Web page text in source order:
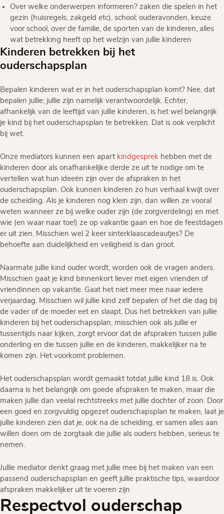
Over welke onderwerpen informeren? zaken die spelen in het
gezin (huisregels, zakgeld etc), school; ouderavonden, keuze
voor school, over de familie, de sporten van de kinderen, alles
wat betrekking heeft op het welzijn van jullie kinderen
Kinderen betrekken bij het
ouderschapsplan
Bepalen kinderen wat er in het ouderschapsplan komt? Nee, dat
bepalen jullie; jullie zijn namelijk verantwoordelijk. Echter,
afhankelijk van de leeftijd van jullie kinderen, is het wel belangrijk
je kind bij het ouderschapsplan te betrekken. Dat is ook verplicht
bij wet.
Onze mediators kunnen een apart kindgesprek hebben met de
kinderen door als onafhankelijke derde ze uit te nodige om te
vertellen wat hun ideeën zijn over de afspraken in het
ouderschapsplan. Ook kunnen kinderen zo hun verhaal kwijt over
de scheiding. Als je kinderen nog klein zijn, dan willen ze vooral
weten wanneer ze bij welke ouder zijn (de zorgverdeling) en met
wie (en waar naar toe!) ze op vakantie gaan en hoe de feestdagen
er uit zien. Misschien wel 2 keer sinterklaascadeautjes? De
behoefte aan duidelijkheid en veiligheid is dan groot.
Naarmate jullie kind ouder wordt, worden ook de vragen anders.
Misschien gaat je kind binnenkort liever met eigen vrienden of
vriendinnen op vakantie. Gaat het niet meer mee naar iedere
verjaardag. Misschien wil jullie kind zelf bepalen of het die dag bij
de vader of de moeder eet en slaapt. Dus het betrekken van jullie
kinderen bij het ouderschapsplan, misschien ook als jullie er
tussentijds naar kijken, zorgt ervoor dat de afspraken tussen jullie
onderling en die tussen jullie en de kinderen, makkelijker na te
komen zijn. Het voorkomt problemen.
Het ouderschapsplan wordt gemaakt totdat jullie kind 18 is. Ook
daarna is het belangrijk om goede afspraken te maken, maar die
maken jullie dan veelal rechtstreeks met jullie dochter of zoon. Door
een goed en zorgvuldig opgezet ouderschapsplan te maken, laat je
jullie kinderen zien dat je, ook na de scheiding, er samen alles aan
willen doen om de zorgtaak die jullie als ouders hebben, serieus te
nemen.
Jullie mediator denkt graag met jullie mee bij het maken van een
passend ouderschapsplan en geeft jullie praktische tips, waardoor
afspraken makkelijker uit te voeren zijn
Respectvol ouderschap